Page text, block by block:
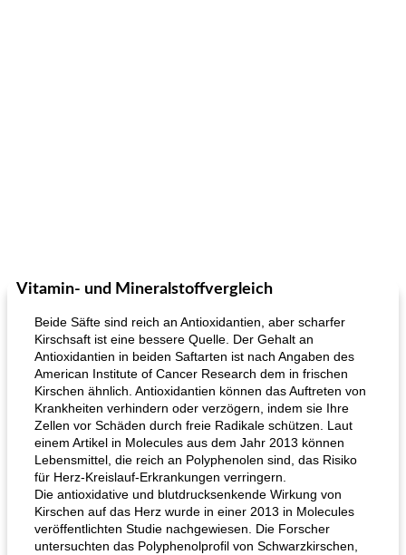
Vitamin- und Mineralstoffvergleich
Beide Säfte sind reich an Antioxidantien, aber scharfer
Kirschsaft ist eine bessere Quelle. Der Gehalt an
Antioxidantien in beiden Saftarten ist nach Angaben des
American Institute of Cancer Research dem in frischen
Kirschen ähnlich. Antioxidantien können das Auftreten von
Krankheiten verhindern oder verzögern, indem sie Ihre
Zellen vor Schäden durch freie Radikale schützen. Laut
einem Artikel in Molecules aus dem Jahr 2013 können
Lebensmittel, die reich an Polyphenolen sind, das Risiko
für Herz-Kreislauf-Erkrankungen verringern.
Die antioxidative und blutdrucksenkende Wirkung von
Kirschen auf das Herz wurde in einer 2013 in Molecules
veröffentlichten Studie nachgewiesen. Die Forscher
untersuchten das Polyphenolprofil von Schwarzkirschen,